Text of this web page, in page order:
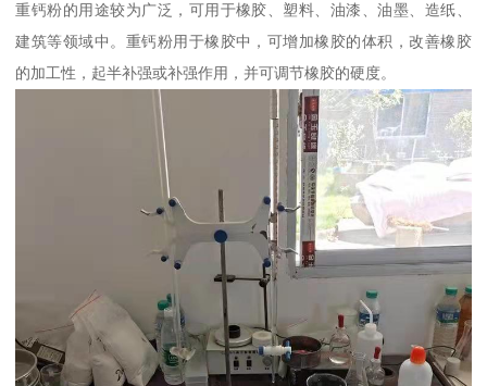
重钙粉的用途较为广泛，可用于橡胶、塑料、油漆、油墨、造纸、
建筑等领域中。重钙粉用于橡胶中，可增加橡胶的体积，改善橡胶
的加工性，起半补强或补强作用，并可调节橡胶的硬度。